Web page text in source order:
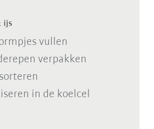
ijs
vullen
verpakken
in de koelcel